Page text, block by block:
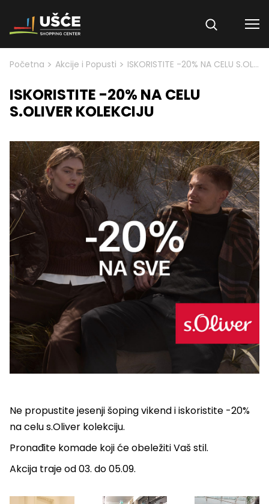
Skip to content
Početna > Akcije i Popusti > ISKORISTITE -20% NA CELU S.OLIVER KOLEKCIJU
ISKORISTITE -20% NA CELU
S.OLIVER KOLEKCIJU
Ne propustite jesenji šoping vikend i iskoristite -20%
na celu s.Oliver kolekciju.
Pronađite komade koji će obeležiti Vaš stil.
Akcija traje od 03. do 05.09.